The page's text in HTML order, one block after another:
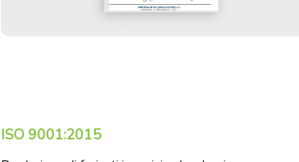
ISO 9001:2015